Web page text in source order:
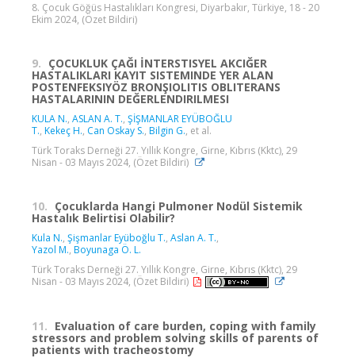
8. Çocuk Göğüs Hastalıkları Kongresi, Diyarbakır, Türkiye, 18 - 20
Ekim 2024, (Özet Bildiri)
9. ÇOCUKLUK ÇAĞI İNTERSTISYEL AKCIĞER
HASTALIKLARI KAYIT SISTEMINDE YER ALAN
POSTENFEKSIYÖZ BRONŞIOLITIS OBLITERANS
HASTALARININ DEĞERLENDIRILMESI
KULA N., ASLAN A. T., ŞİŞMANLAR EYÜBOĞLU
T., Kekeç H., Can Oskay S., Bilgin G., et al.
Türk Toraks Derneği 27. Yıllık Kongre, Girne, Kıbrıs (Kktc), 29
Nisan - 03 Mayıs 2024, (Özet Bildiri)
10. Çocuklarda Hangi Pulmoner Nodül Sistemik
Hastalık Belirtisi Olabilir?
Kula N., Şişmanlar Eyüboğlu T., Aslan A. T.,
Yazol M., Boyunaga Ö. L.
Türk Toraks Derneği 27. Yıllık Kongre, Girne, Kıbrıs (Kktc), 29
Nisan - 03 Mayıs 2024, (Özet Bildiri)
11. Evaluation of care burden, coping with family
stressors and problem solving skills of parents of
patients with tracheostomy